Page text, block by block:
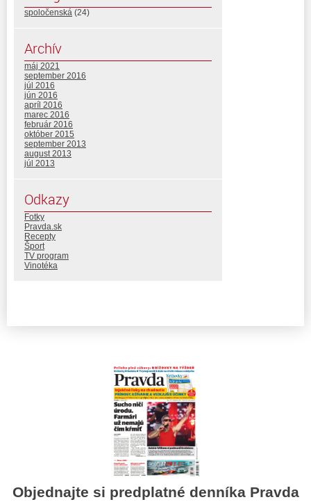
spoločenská (24)
Archív
máj 2021
september 2016
júl 2016
jún 2016
apríl 2016
marec 2016
február 2016
október 2015
september 2013
august 2013
júl 2013
Odkazy
Fotky
Pravda.sk
Recepty
Šport
TV program
Vinotéka
Objednajte si predplatné denníka Pravda